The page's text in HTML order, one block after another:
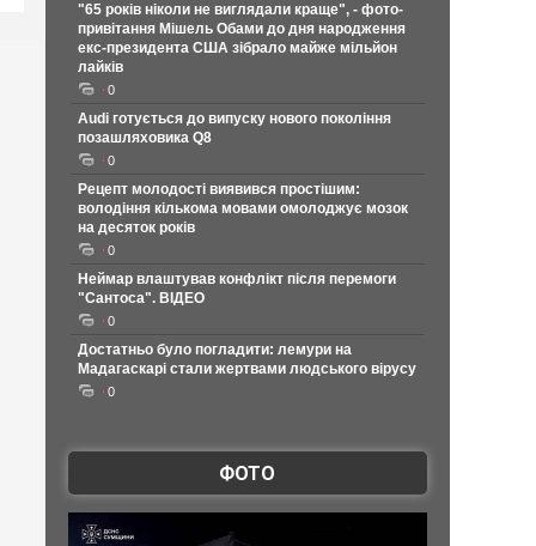
"65 років ніколи не виглядали краще", - фото-
привітання Мішель Обами до дня народження
екс-президента США зібрало майже мільйон
лайків
0
Audi готується до випуску нового покоління
позашляховика Q8
0
Рецепт молодості виявився простішим:
володіння кількома мовами омолоджує мозок
на десяток років
0
Неймар влаштував конфлікт після перемоги
"Сантоса". ВІДЕО
0
Достатньо було погладити: лемури на
Мадагаскарі стали жертвами людського вірусу
0
ФОТО